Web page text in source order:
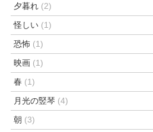
夕暮れ (2)
怪しい (1)
恐怖 (1)
映画 (1)
春 (1)
月光の竪琴 (4)
朝 (3)